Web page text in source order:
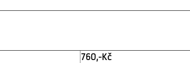
760,-Kč